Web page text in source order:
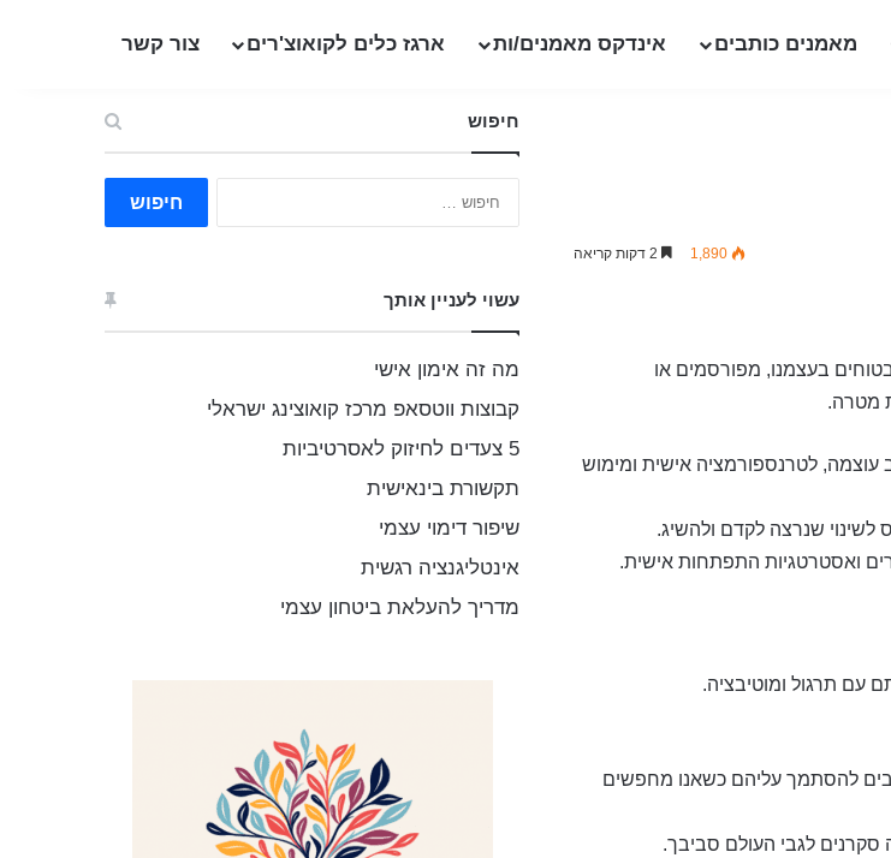
מאמנים כותבים אינדקס מאמנים/ות ארגז כלים לקואוצ'רים צור קשר
1,890
בטוחים בעצמנו, מפורסמים או
מטרה.
לטרנספורמציה אישית ומימוש
לשינוי שנרצה לקדם ולהשיג.
ואסטרטגיות התפתחות אישית.
עם תרגול ומוטיבציה.
להסתמך עליהם כשאנו מחפשים
לגבי העולם סביבך.
חיפוש
עשוי לעניין אותך
מה זה אימון אישי
קבוצות ווטסאפ מרכז קואוצינג ישראלי
5 צעדים לחיזוק לאסרטיביות
תקשורת בינאישית
שיפור דימוי עצמי
אינטליגנציה רגשית
מדריך להעלאת ביטחון עצמי